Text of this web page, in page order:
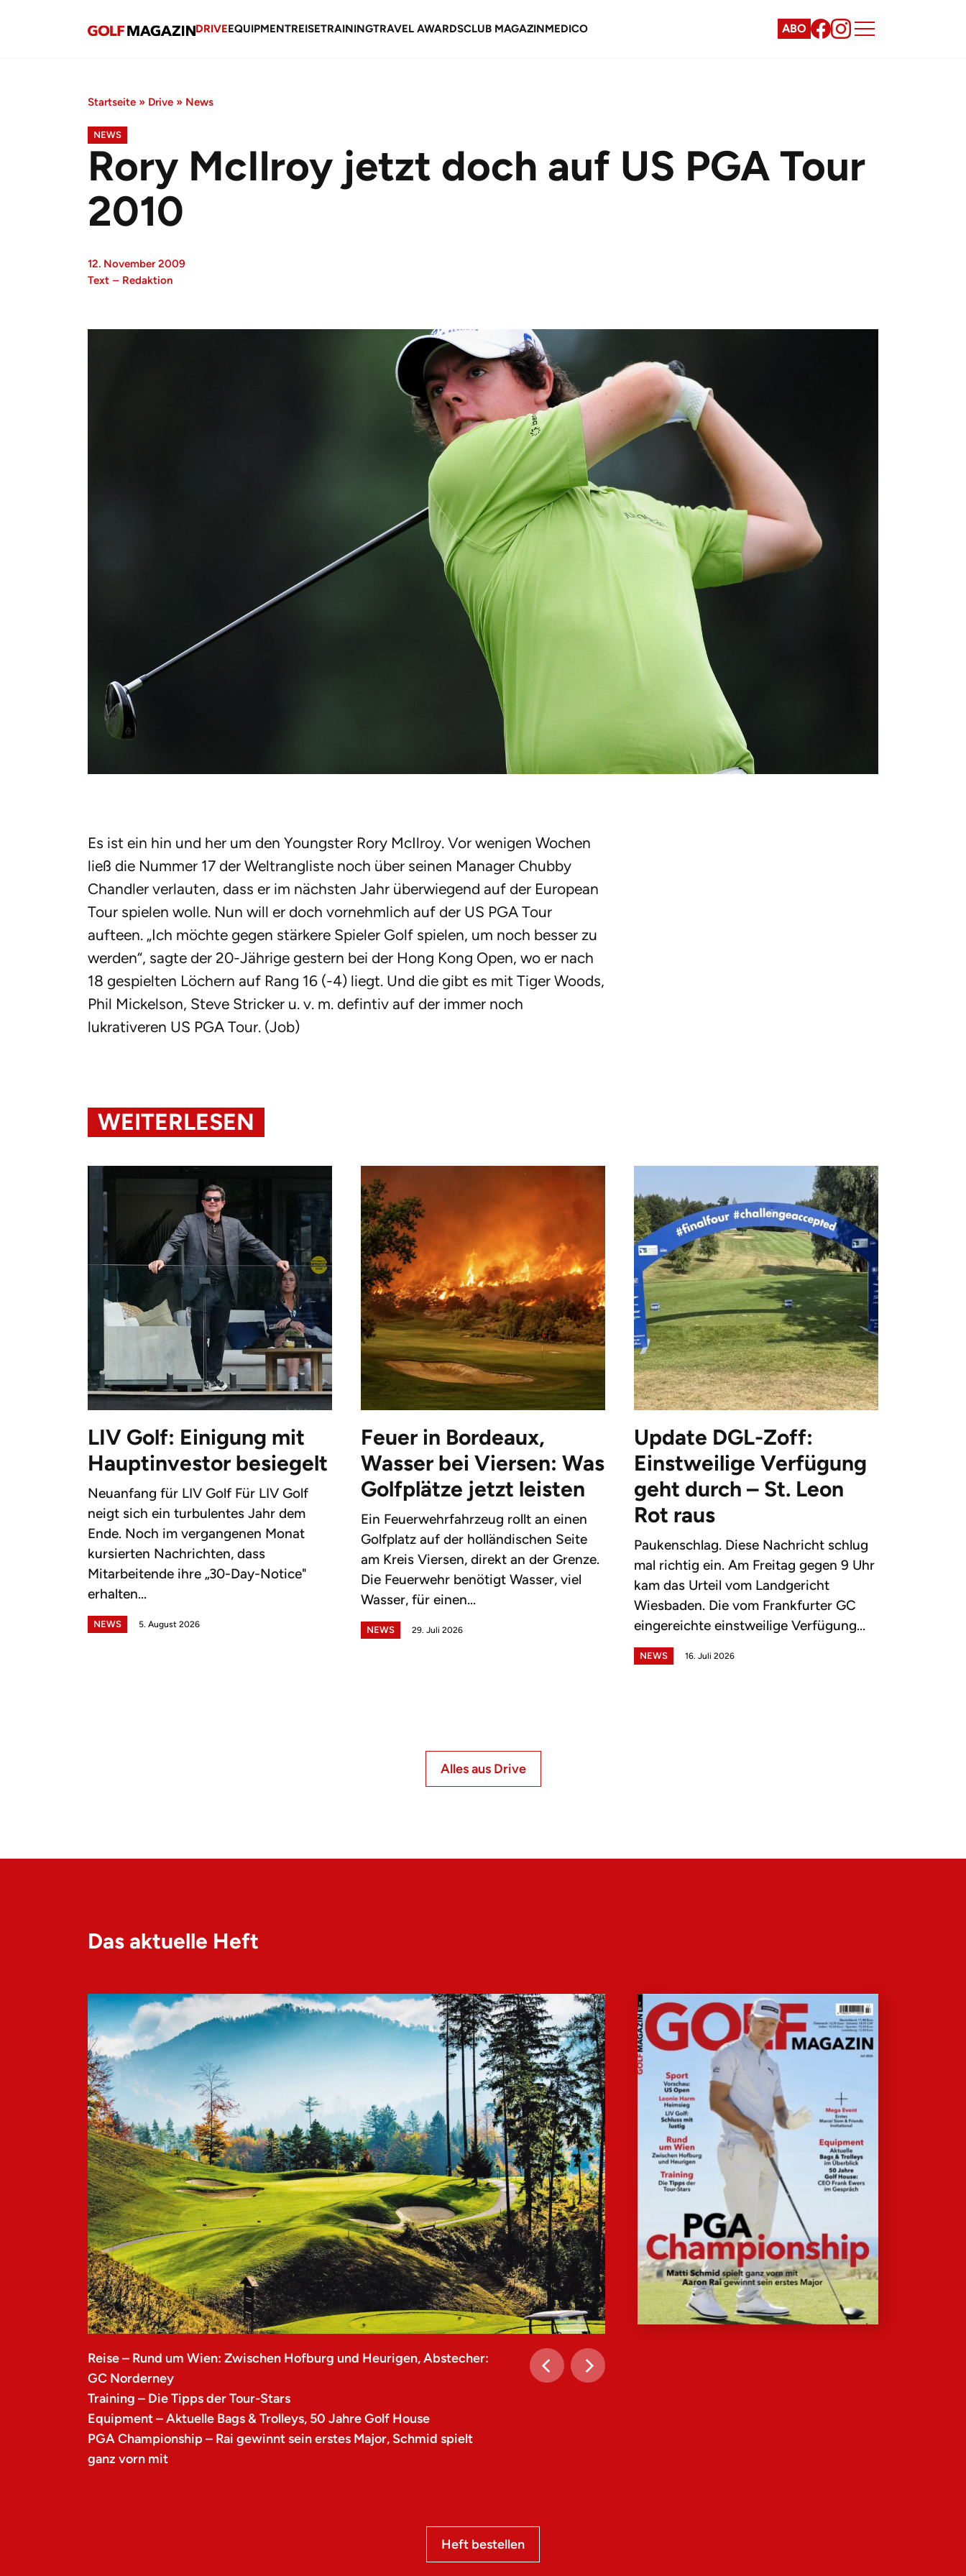
DRIVEEQUIPMENTREISETRAININGTRAVEL AWARDSCLUB MAGAZINMEDICO ABO
Startseite » Drive » News
NEWS
Rory McIlroy jetzt doch auf US PGA Tour
2010
12. November 2009
Text – Redaktion
Es ist ein hin und her um den Youngster Rory McIlroy. Vor wenigen Wochen
ließ die Nummer 17 der Weltrangliste noch über seinen Manager Chubby
Chandler verlauten, dass er im nächsten Jahr überwiegend auf der European
Tour spielen wolle. Nun will er doch vornehmlich auf der US PGA Tour
aufteen. „Ich möchte gegen stärkere Spieler Golf spielen, um noch besser zu
werden“, sagte der 20-Jährige gestern bei der Hong Kong Open, wo er nach
18 gespielten Löchern auf Rang 16 (-4) liegt. Und die gibt es mit Tiger Woods,
Phil Mickelson, Steve Stricker u. v. m. defintiv auf der immer noch
lukrativeren US PGA Tour. (Job)
WEITERLESEN
LIV Golf: Einigung mit
Hauptinvestor besiegelt
Neuanfang für LIV Golf Für LIV Golf
neigt sich ein turbulentes Jahr dem
Ende. Noch im vergangenen Monat
kursierten Nachrichten, dass
Mitarbeitende ihre „30-Day-Notice"
erhalten...
NEWS 5. August 2026
Feuer in Bordeaux,
Wasser bei Viersen: Was
Golfplätze jetzt leisten
Ein Feuerwehrfahrzeug rollt an einen
Golfplatz auf der holländischen Seite
am Kreis Viersen, direkt an der Grenze.
Die Feuerwehr benötigt Wasser, viel
Wasser, für einen...
NEWS 29. Juli 2026
Update DGL-Zoff:
Einstweilige Verfügung
geht durch – St. Leon
Rot raus
Paukenschlag. Diese Nachricht schlug
mal richtig ein. Am Freitag gegen 9 Uhr
kam das Urteil vom Landgericht
Wiesbaden. Die vom Frankfurter GC
eingereichte einstweilige Verfügung...
NEWS 16. Juli 2026
Alles aus Drive
Das aktuelle Heft
Reise – Rund um Wien: Zwischen Hofburg und Heurigen, Abstecher:
GC Norderney
Training – Die Tipps der Tour-Stars
Equipment – Aktuelle Bags & Trolleys, 50 Jahre Golf House
PGA Championship – Rai gewinnt sein erstes Major, Schmid spielt
ganz vorn mit
Heft bestellen